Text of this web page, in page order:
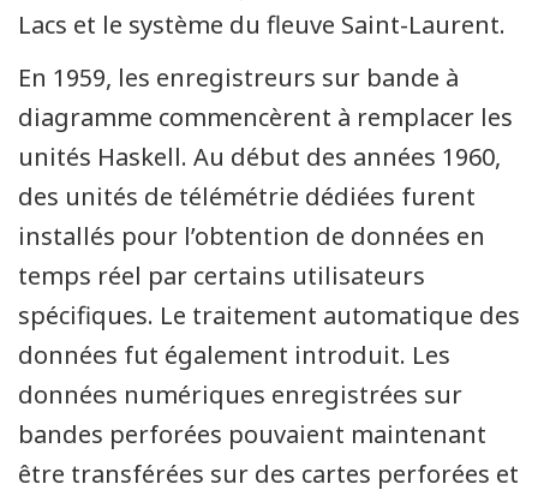
Lacs et le système du fleuve Saint-Laurent.
En 1959, les enregistreurs sur bande à
diagramme commencèrent à remplacer les
unités Haskell. Au début des années 1960,
des unités de télémétrie dédiées furent
installés pour l’obtention de données en
temps réel par certains utilisateurs
spécifiques. Le traitement automatique des
données fut également introduit. Les
données numériques enregistrées sur
bandes perforées pouvaient maintenant
être transférées sur des cartes perforées et